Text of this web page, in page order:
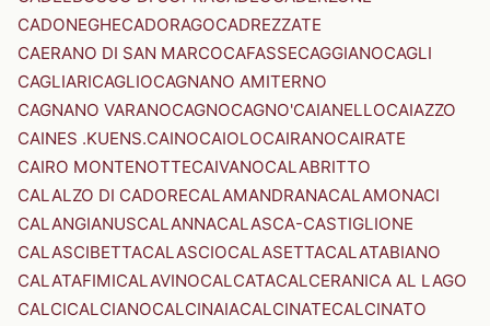
CADONEGHECADORAGOCADREZZATE
CAERANO DI SAN MARCOCAFASSECAGGIANOCAGLI
CAGLIARICAGLIOCAGNANO AMITERNO
CAGNANO VARANOCAGNOCAGNO'CAIANELLOCAIAZZO
CAINES .KUENS.CAINOCAIOLOCAIRANOCAIRATE
CAIRO MONTENOTTECAIVANOCALABRITTO
CALALZO DI CADORECALAMANDRANACALAMONACI
CALANGIANUSCALANNACALASCA-CASTIGLIONE
CALASCIBETTACALASCIOCALASETTACALATABIANO
CALATAFIMICALAVINOCALCATACALCERANICA AL LAGO
CALCICALCIANOCALCINAIACALCINATECALCINATO